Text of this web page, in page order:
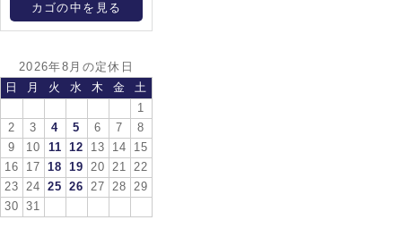
カゴの中を見る
2026年8月の定休日
日
月 火 水 木 金
土
1
2
3 4 5 6 7
8
9
10 11 12 13 14
15
16
17 18 19 20 21
22
23
24 25 26 27 28
29
30
31